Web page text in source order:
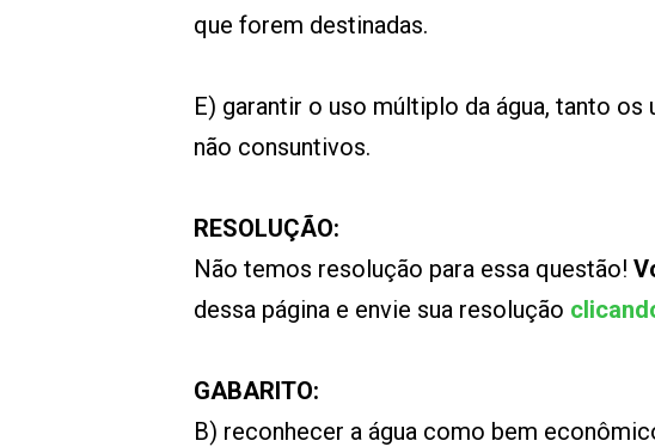
que forem destinadas.
E) garantir o uso múltiplo da água, tanto
não consuntivos.
RESOLUÇÃO:
Não temos resolução para essa questão!
dessa página e envie sua resolução
GABARITO:
B) reconhecer a água como bem